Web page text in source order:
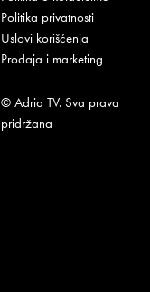
Politika privatnosti
Uslovi korišćenja
Prodaja i marketing
© Adria TV. Sva prava
pridržana